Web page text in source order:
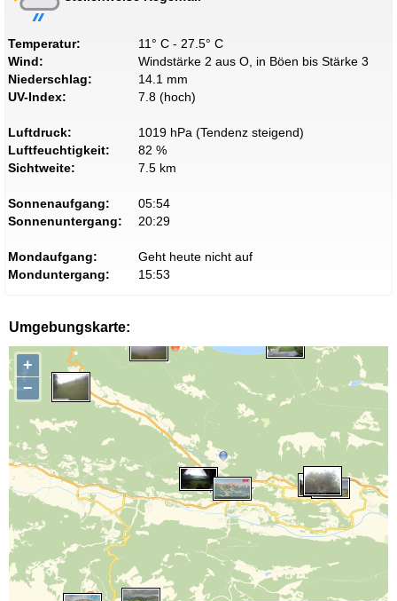
Temperatur:
11° C - 27.5° C
Wind:
Windstärke 2 aus O, in Böen bis Stärke 3
Niederschlag:
14.1 mm
UV-Index:
7.8 (hoch)
Luftdruck:
1019 hPa (Tendenz steigend)
Luftfeuchtigkeit:
82 %
Sichtweite:
7.5 km
Sonnenaufgang:
05:54
Sonnenuntergang:
20:29
Mondaufgang:
Geht heute nicht auf
Monduntergang:
15:53
Umgebungskarte:
+
−